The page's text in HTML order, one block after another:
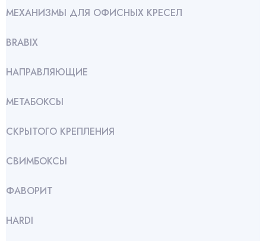
МЕХАНИЗМЫ ДЛЯ ОФИСНЫХ КРЕСЕЛ
BRABIX
НАПРАВЛЯЮЩИЕ
МЕТАБОКСЫ
СКРЫТОГО КРЕПЛЕНИЯ
СВИМБОКСЫ
ФАВОРИТ
HARDI